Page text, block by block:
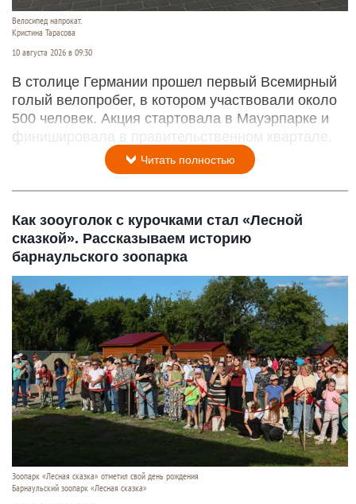
Велосипед напрокат.
Кристина Тарасова
10 августа 2026 в 09:30
В столице Германии прошел первый Всемирный
голый велопробег, в котором участвовали около
500 человек. Акция стартовала в Мауэрпарке и
финишировала в правительственном квартале.
Читать полностью
Как зооуголок с курочками стал «Лесной
сказкой». Рассказываем историю
барнаульского зоопарка
Зоопарк «Лесная сказка» отметил свой день рождения
Барнаульский зоопарк «Лесная сказка»